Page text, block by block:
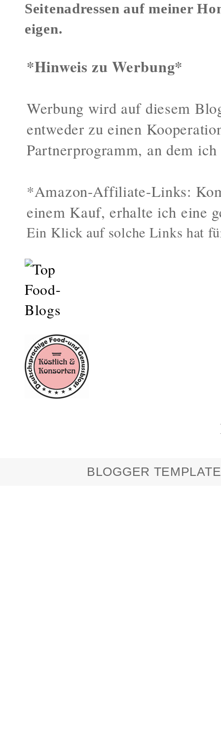
Seitenadressen auf meiner
eigen.
*Hinweis zu Werbung*
Werbung wird auf diesem
entweder zu einen
Partnerprogramm, an dem
*Amazon-Affiliate-Links:
einem Kauf, erhalte ich eine
Ein Klick auf solche Links hat
BLOGGER